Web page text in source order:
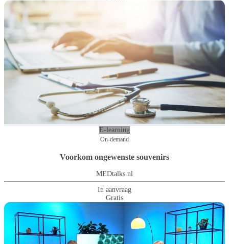
E-learning
On-demand
Voorkom ongewenste souvenirs
MEDtalks.nl
In aanvraag
Gratis